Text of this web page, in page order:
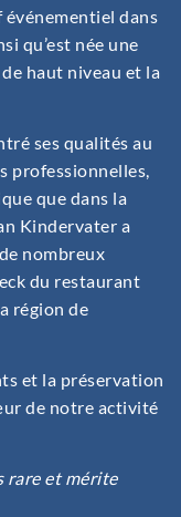
dans
qu’est née une
haut niveau et la
ses qualités au
professionnelles,
que dans la
Kindervater a
nombreux
du restaurant
région de
et la préservation
de notre activité
rare et mérite